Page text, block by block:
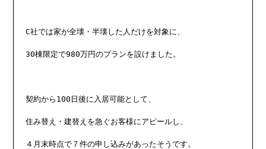
C社では家が全壊・半壊した人だけを対象に、
30棟限定で980万円のプランを設けました。
契約から100日後に入居可能として、
住み替え・建替えを急ぐお客様にアピールし、
４月末時点で７件の申し込みがあったそうです。